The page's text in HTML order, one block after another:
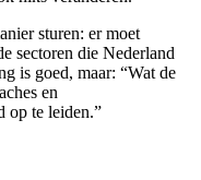
sturen: er moet
sectoren die Nederland
is goed, maar: “Wat de
en
op te leiden.”